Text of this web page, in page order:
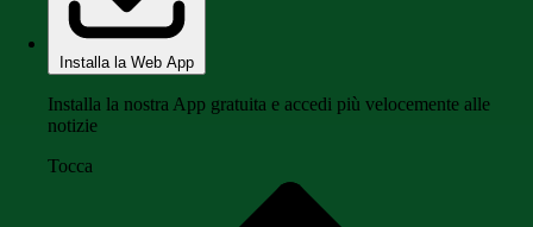
Installa la Web App
Installa la nostra App gratuita e accedi più velocemente alle
notizie
Tocca